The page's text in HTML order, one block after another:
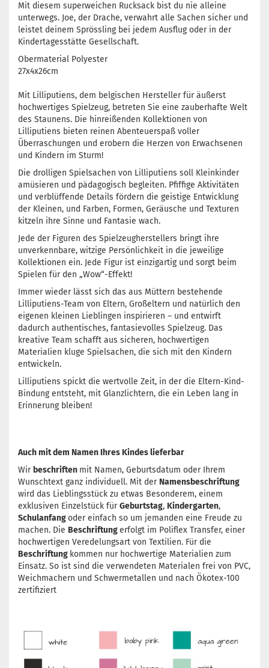
Mit diesem superweichen Rucksack bist du nie alleine
unterwegs. Joe, der Drache, verwahrt alle Sachen sicher und
leistet deinem Sprössling bei jedem Ausflug oder in der
Kindertagesstätte Gesellschaft.
Obermaterial Polyester
27x4x26cm
Mit Lilliputiens, dem belgischen Hersteller für äußerst
hochwertiges Spielzeug, betreten Sie eine zauberhafte Welt
des Staunens. Die hinreißenden Kollektionen von
Lilliputiens bieten reinen Abenteuerspaß voller
Überraschungen und erobern die Herzen von Erwachsenen
und Kindern im Sturm!
Die drolligen Spielsachen von Lilliputiens soll Kleinkinder
amüsieren und pädagogisch begleiten. Pfiffige Aktivitäten
und verblüffende Details fördern die geistige Entwicklung
der Kleinen, und Farben, Formen, Geräusche und Texturen
kitzeln ihre Sinne und Fantasie wach.
Jede der Figuren des Spielzeugherstellers bringt ihre
unverkennbare, witzige Persönlichkeit in die jeweilige
Kollektionen ein. Jede Figur ist einzigartig und sorgt beim
Spielen für den „Wow“-Effekt!
Immer wieder lässt sich das aus Müttern bestehende
Lilliputiens-Team von Eltern, Großeltern und natürlich den
eigenen kleinen Lieblingen inspirieren – und entwirft
dadurch authentisches, fantasievolles Spielzeug. Das
kreative Team schafft aus sicheren, hochwertigen
Materialien kluge Spielsachen, die sich mit den Kindern
entwickeln.
Lilliputiens spickt die wertvolle Zeit, in der die Eltern-Kind-
Bindung entsteht, mit Glanzlichtern, die ein Leben lang in
Erinnerung bleiben!
Auch mit dem Namen Ihres Kindes lieferbar
Wir beschriften mit Namen, Geburtsdatum oder Ihrem
Wunschtext ganz individuell. Mit der Namensbeschriftung
wird das Lieblingsstück zu etwas Besonderem, einem
exklusiven Einzelstück fürGeburtstag, Kindergarten,
Schulanfangoder einfach so um jemanden eine Freude zu
machen. Die Beschriftungerfolgt im Poliflex Transfer, einer
hochwertigen Veredelungsart von Textilien. Für die
Beschriftung kommen nur hochwertige Materialien zum
Einsatz. So ist sind die verwendeten Materialen frei von PVC,
Weichmachern und Schwermetallen und nach Ökotex-100
zertifiziert